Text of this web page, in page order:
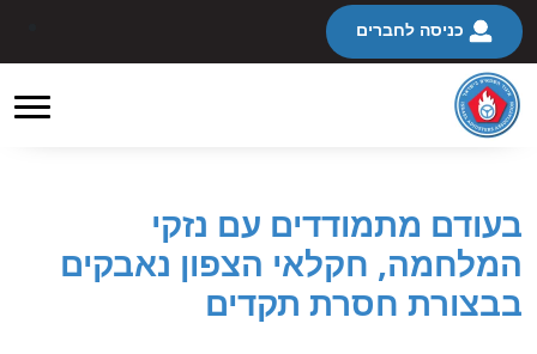
כניסה לחברים
בעודם מתמודדים עם נזקי
המלחמה, חקלאי הצפון נאבקים
בבצורת חסרת תקדים